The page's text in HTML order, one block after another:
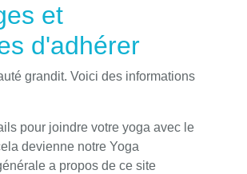
et
d'adhérer
grandit. Voici des informations
pour joindre votre yoga avec le
devienne notre Yoga
a propos de ce site